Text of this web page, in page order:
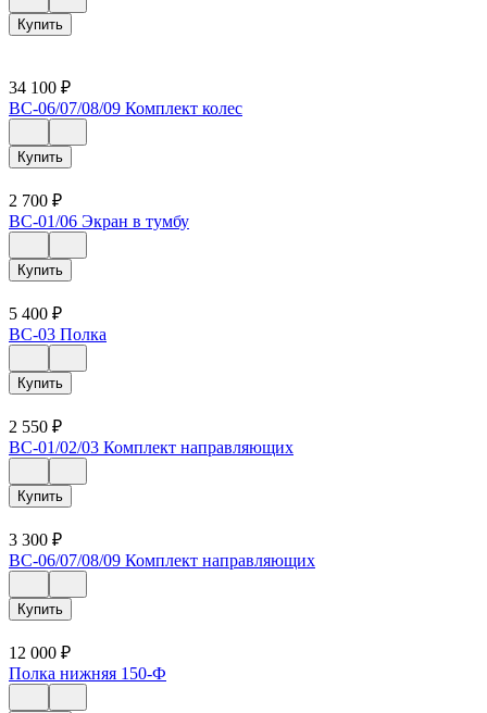
Купить
34 100 ₽
ВС-06/07/08/09 Комплект колес
Купить
2 700 ₽
ВС-01/06 Экран в тумбу
Купить
5 400 ₽
ВС-03 Полка
Купить
2 550 ₽
ВС-01/02/03 Комплект направляющих
Купить
3 300 ₽
ВС-06/07/08/09 Комплект направляющих
Купить
12 000 ₽
Полка нижняя 150-Ф